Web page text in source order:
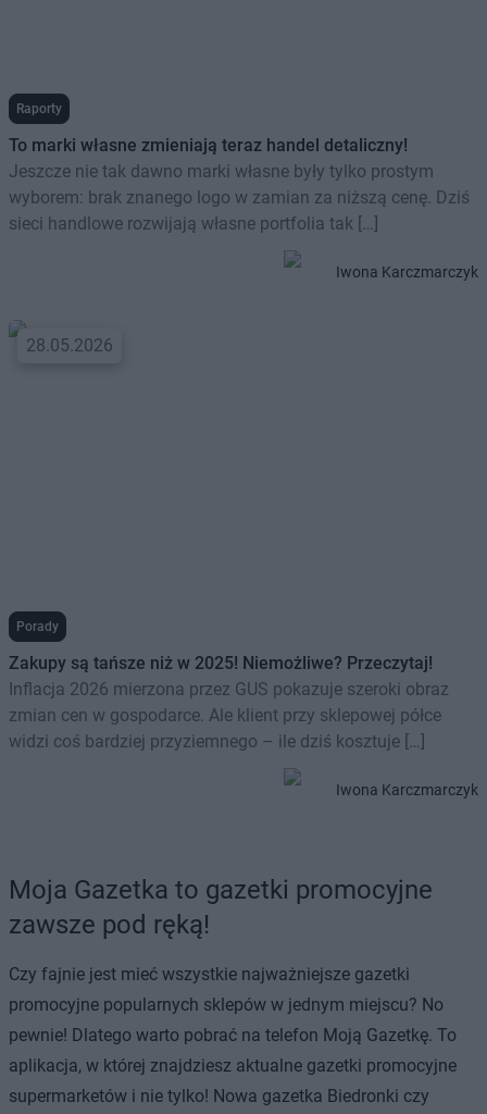
Raporty
To marki własne zmieniają teraz handel detaliczny!
Jeszcze nie tak dawno marki własne były tylko prostym
wyborem: brak znanego logo w zamian za niższą cenę. Dziś
sieci handlowe rozwijają własne portfolia tak […]
Iwona Karczmarczyk
28.05.2026
Porady
Zakupy są tańsze niż w 2025! Niemożliwe? Przeczytaj!
Inflacja 2026 mierzona przez GUS pokazuje szeroki obraz
zmian cen w gospodarce. Ale klient przy sklepowej półce
widzi coś bardziej przyziemnego – ile dziś kosztuje […]
Iwona Karczmarczyk
Moja Gazetka to gazetki promocyjne
zawsze pod ręką!
Czy fajnie jest mieć wszystkie najważniejsze gazetki
promocyjne popularnych sklepów w jednym miejscu? No
pewnie! Dlatego warto pobrać na telefon Moją Gazetkę. To
aplikacja, w której znajdziesz aktualne gazetki promocyjne
supermarketów i nie tylko! Nowa gazetka Biedronki czy